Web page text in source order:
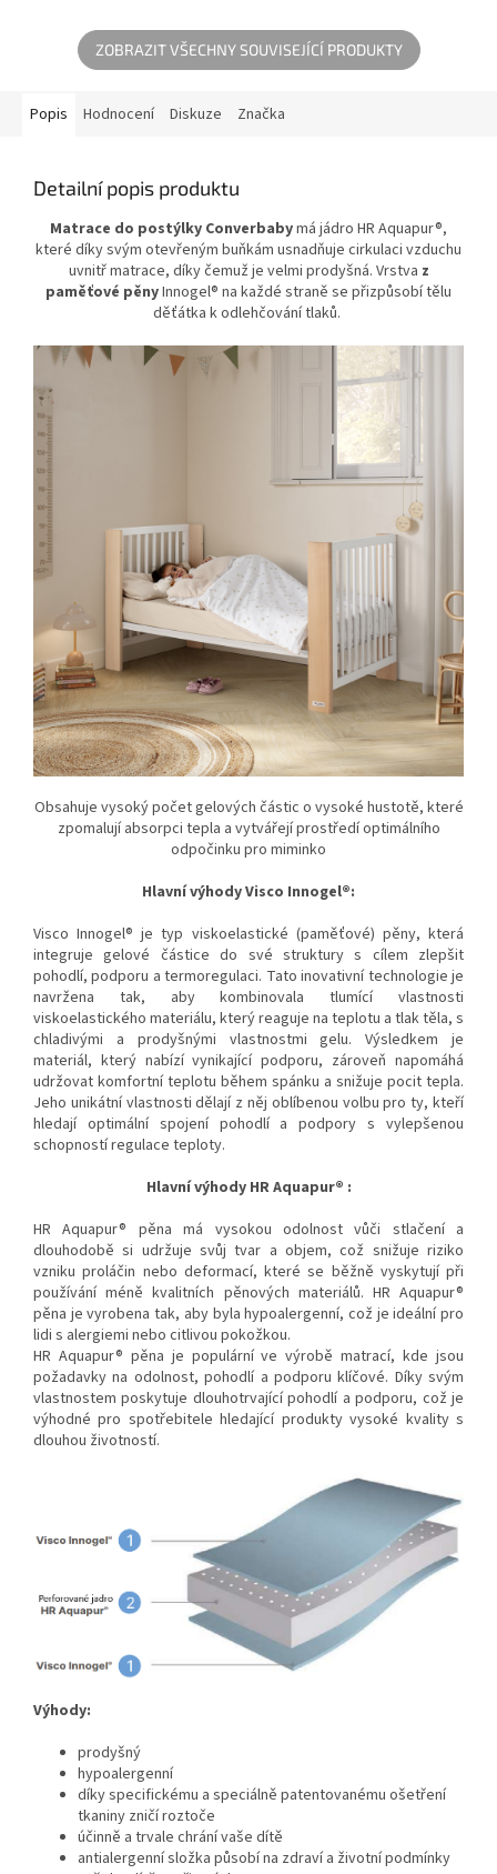
velikostech...
ZOBRAZIT VŠECHNY SOUVISEJÍCÍ PRODUKTY
Popis Hodnocení Diskuze Značka
Detailní popis produktu
Matrace do postýlky Converbabymá jádro HR Aquapur®,
které díky svým otevřeným buňkám usnadňuje cirkulaci vzduchu
uvnitř matrace, díky čemuž je velmi prodyšná. Vrstva z
paměťové pěnyInnogel® na každé straně se přizpůsobí tělu
děťátka k odlehčování tlaků.
Obsahuje vysoký počet gelových částic o vysoké hustotě, které
zpomalují absorpci tepla a vytvářejí prostředí optimálního
odpočinku pro miminko
Hlavní výhody Visco Innogel®:
Visco Innogel® je typ viskoelastické (paměťové) pěny, která
integruje gelové částice do své struktury s cílem zlepšit
pohodlí, podporu a termoregulaci. Tato inovativní technologie je
navržena tak, aby kombinovala tlumící vlastnosti
viskoelastického materiálu, který reaguje na teplotu a tlak těla, s
chladivými a prodyšnými vlastnostmi gelu. Výsledkem je
materiál, který nabízí vynikající podporu, zároveň napomáhá
udržovat komfortní teplotu během spánku a snižuje pocit tepla.
Jeho unikátní vlastnosti dělají z něj oblíbenou volbu pro ty, kteří
hledají optimální spojení pohodlí a podpory s vylepšenou
schopností regulace teploty.
Hlavní výhody HR Aquapur® :
HR Aquapur® pěna má vysokou odolnost vůči stlačení a
dlouhodobě si udržuje svůj tvar a objem, což snižuje riziko
vzniku proláčin nebo deformací, které se běžně vyskytují při
používání méně kvalitních pěnových materiálů. HR Aquapur®
pěna je vyrobena tak, aby byla hypoalergenní, což je ideální pro
lidi s alergiemi nebo citlivou pokožkou.
HR Aquapur® pěna je populární ve výrobě matrací, kde jsou
požadavky na odolnost, pohodlí a podporu klíčové. Díky svým
vlastnostem poskytuje dlouhotrvající pohodlí a podporu, což je
výhodné pro spotřebitele hledající produkty vysoké kvality s
dlouhou životností.
Výhody:
prodyšný
hypoalergenní
díky specifickému a speciálně patentovanému ošetření
tkaniny zničí roztoče
účinně a trvale chrání vaše dítě
antialergenní složka působí na zdraví a životní podmínky